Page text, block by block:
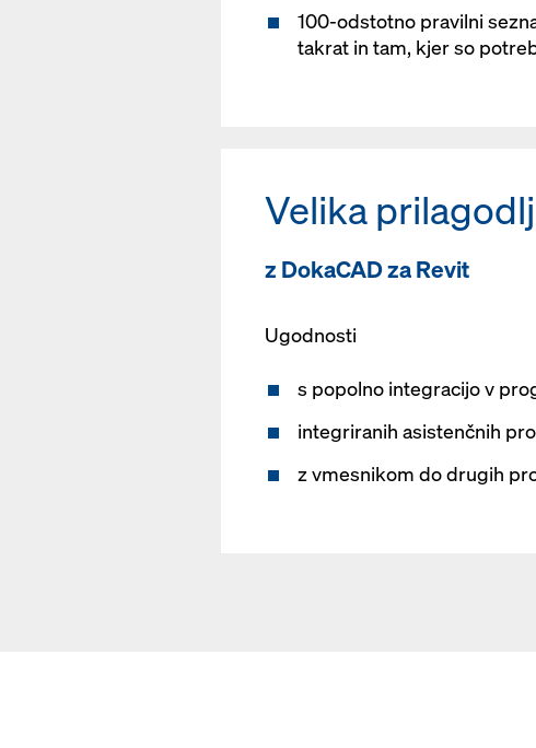
100-odstotno pravilni
takrat in tam, kjer so
Velika
z DokaCAD za Revit
Ugodnosti
s popolno integracijo v
integriranih asistenčnih
z vmesnikom do drugih